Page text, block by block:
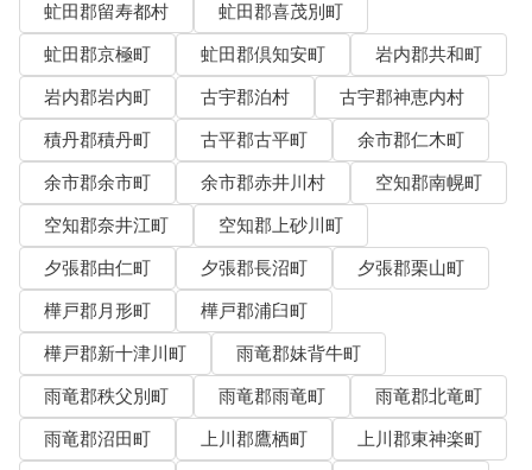
虻田郡留寿都村
虻田郡喜茂別町
虻田郡京極町
虻田郡倶知安町
岩内郡共和町
岩内郡岩内町
古宇郡泊村
古宇郡神恵内村
積丹郡積丹町
古平郡古平町
余市郡仁木町
余市郡余市町
余市郡赤井川村
空知郡南幌町
空知郡奈井江町
空知郡上砂川町
夕張郡由仁町
夕張郡長沼町
夕張郡栗山町
樺戸郡月形町
樺戸郡浦臼町
樺戸郡新十津川町
雨竜郡妹背牛町
雨竜郡秩父別町
雨竜郡雨竜町
雨竜郡北竜町
雨竜郡沼田町
上川郡鷹栖町
上川郡東神楽町